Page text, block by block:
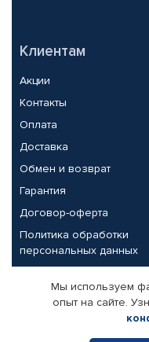
Клиентам
Акции
Контакты
Оплата
Доставка
Обмен и возврат
Гарантия
Договор-оферта
Политика обработки
персональных данных
Партнерам
Корпоративным
Поставщикам
Мы используем
опыт на сайте.